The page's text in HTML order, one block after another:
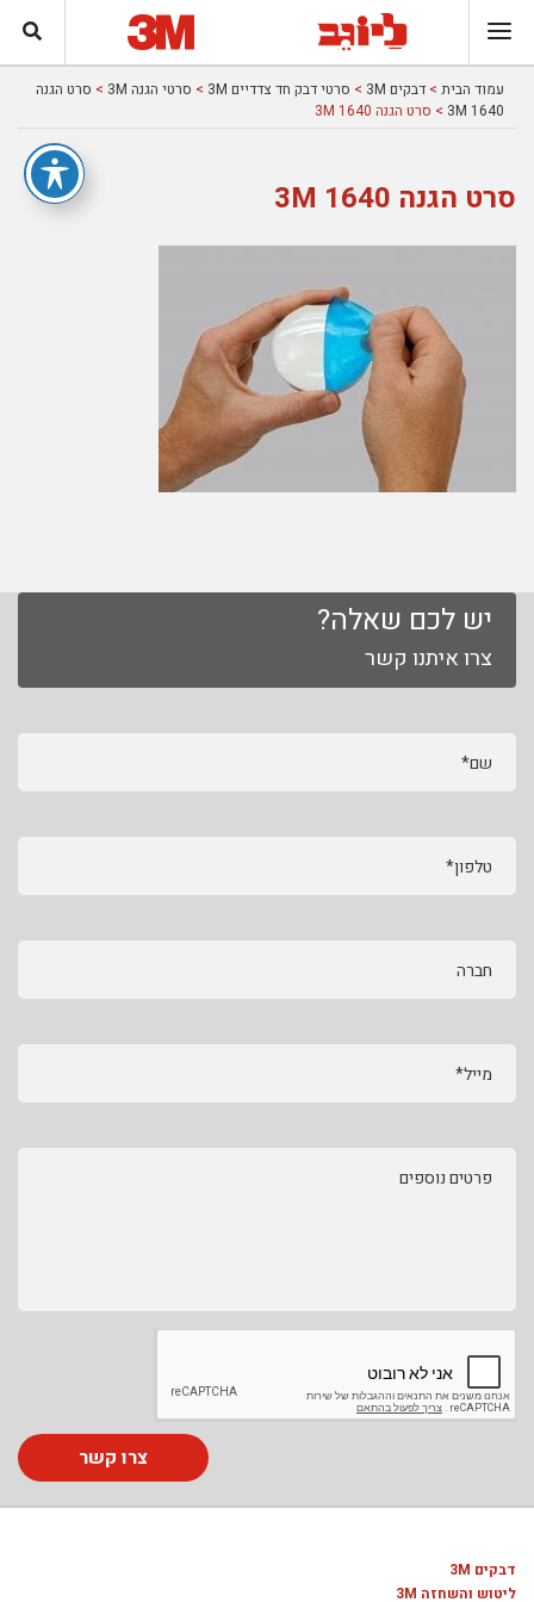
עמוד הבית > דבקים 3M > סרטי דבק חד צדדיים 3M > סרטי הגנה 3M > סרט הגנה
1640 3M
> סרט הגנה 1640 3M
סרט הגנה 1640 3M
יש לכם שאלה?
צרו איתנו קשר
שם*
טלפון*
חברה
מייל*
פרטים נוספים
צרו קשר
דבקים 3M
ליטוש והשחזה 3M